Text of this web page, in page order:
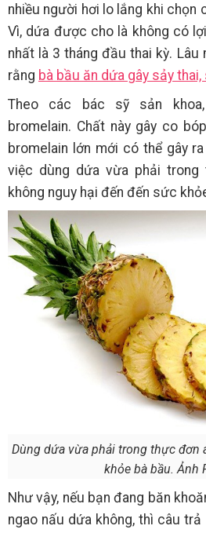
nhiều người hơi lo lắng khi chọn
Vì, dứa được cho là không có
nhất là 3 tháng đầu thai kỳ.
rằng bà bầu ăn dứa gây sảy thai,
Theo các bác sỹ sản
bromelain. Chất này gây co
bromelain lớn mới có thể gây
việc dùng dứa vừa phải
không nguy hại đến đến sức
Dùng dứa vừa phải trong thực đơn
khỏe bà bầu. Ảnh
Như vậy, nếu bạn đang băn
ngao nấu dứa không, thì câu